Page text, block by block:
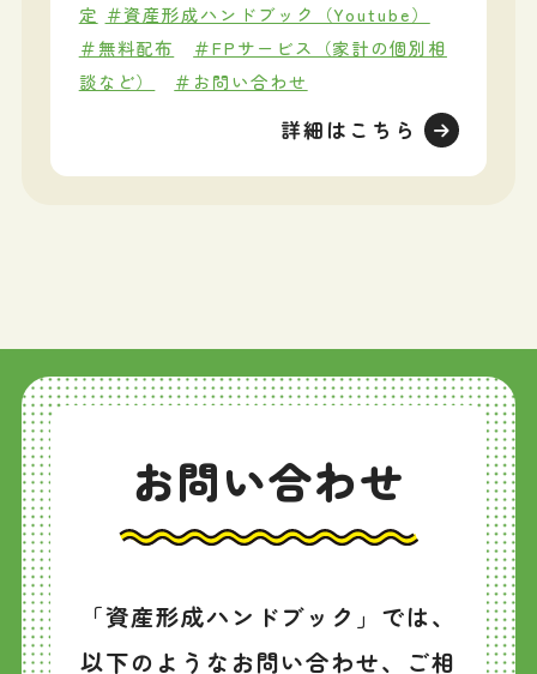
定 ＃資産形成ハンドブック（Youtube）
＃無料配布
＃FPサービス（家計の個別相
談など）
＃お問い合わせ
詳細はこちら
お問い合わせ
「資産形成ハンドブック」では、
以下のようなお問い合わせ、ご相